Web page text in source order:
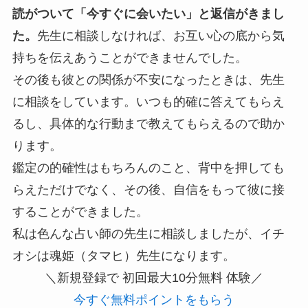
読がついて「今すぐに会いたい」と返信がきまし
た。 先生に相談しなければ、お互い心の底から気
持ちを伝えあうことができませんでした。
その後も彼との関係が不安になったときは、先生
に相談をしています。いつも的確に答えてもらえ
るし、具体的な行動まで教えてもらえるので助か
ります。
鑑定の的確性はもちろんのこと、背中を押しても
らえただけでなく、その後、自信をもって彼に接
することができました。
私は色んな占い師の先生に相談しましたが、イチ
オシは魂姫（タマヒ）先生になります。
＼新規登録で 初回最大10分無料 体験／
今すぐ無料ポイントをもらう